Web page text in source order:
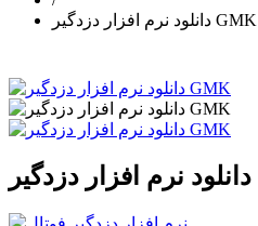
دانلود نرم افزار دزدگیر GMK